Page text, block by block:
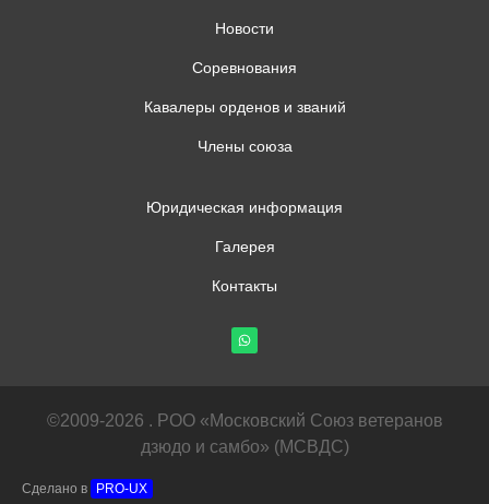
Новости
Соревнования
Кавалеры орденов и званий
Члены союза
Юридическая информация
Галерея
Контакты
©2009-2026 . РОО «Московский Союз ветеранов
дзюдо и самбо» (МСВДС)
Сделано в PRO-UX